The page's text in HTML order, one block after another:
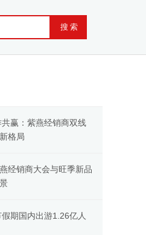
赢：紫燕经销商双线
格局
经销商大会与旺季新品
期国内出游1.26亿人